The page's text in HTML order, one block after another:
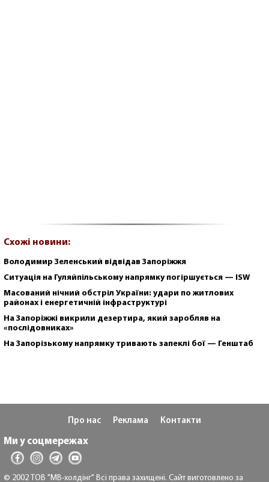
Схожі новини:
Володимир Зеленський відвідав Запоріжжя
Ситуація на Гуляйпільському напрямку погіршується — ISW
Масований нічний обстріл України: удари по житлових
районах і енергетичній інфраструктурі
На Запоріжжі викрили дезертира, який заробляв на
«послідовниках»
На Запорізькому напрямку тривають запеклі бої — Генштаб
Про нас Реклама Контакти
Ми у соцмережах
© 2002 ТОВ "МВ-холдінг" Всі права захищені. Сайт виготовлено за